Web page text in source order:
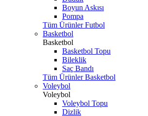
Boyun Askısı
Pompa
Tüm Ürünler Futbol
Basketbol
Basketbol
Basketbol Topu
Bileklik
Saç Bandı
Tüm Ürünler Basketbol
Voleybol
Voleybol
Voleybol Topu
Dizlik